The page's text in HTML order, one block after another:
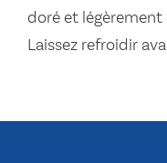
doré et légèrement
Laissez refroidir